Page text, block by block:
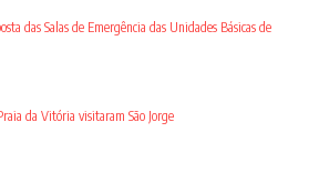
das Salas de Emergência das Unidades Básicas de
da Vitória visitaram São Jorge